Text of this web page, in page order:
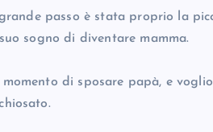
passo è stata proprio la
sogno di diventare mamma.
momento di sposare papà, e